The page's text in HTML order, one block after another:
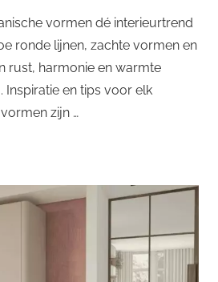
vormen dé interieurtrend
ronde lijnen, zachte vormen en
rust, harmonie en warmte
Inspiratie en tips voor elk
zijn …